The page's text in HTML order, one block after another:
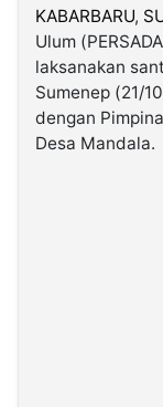
Kabarbaru.co
2026
KABARBARU,
Ulum
laksanakan
Sumenep (21/
dengan
Desa Mandala.